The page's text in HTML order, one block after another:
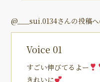
@___sui.0134さんの投稿へ
Voice 01
すごい伸びてるよー
きれいに